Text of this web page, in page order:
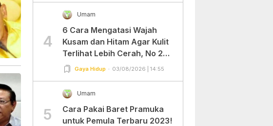
4
Umam
6 Cara Mengatasi Wajah
Kusam dan Hitam Agar Kulit
Terlihat Lebih Cerah, No 2
Gampang Banget dan Mudah
Gaya Hidup 03/08/2026 | 14:55
5
Umam
Cara Pakai Baret Pramuka
untuk Pemula Terbaru 2023!